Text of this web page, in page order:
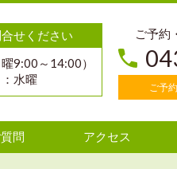
せください
9:00～14:00）
水曜
ご予約
ご予
問 アクセス